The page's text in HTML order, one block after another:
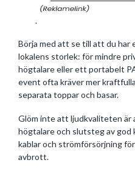
.
Börja med att se till att du har
lokalens storlek: för mindre
högtalare eller ett portabelt
event ofta kräver mer
separata toppar och basar.
Glöm inte att ljudkvaliteten är
högtalare och slutsteg av
kablar och strömförsörjning
avbrott.